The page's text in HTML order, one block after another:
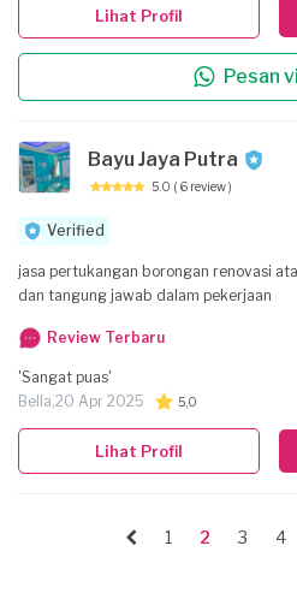
Pesan
Lihat Profil
Bayu Jaya Putra
5.0 ( 6 review )
Verified
jasa pertukangan borongan renovasi
dan tangung jawab dalam pekerjaan
Review Terbaru
'Sangat puas'
Bella,20 Apr 2025 5,0
Lihat Profil
1 2 3 4